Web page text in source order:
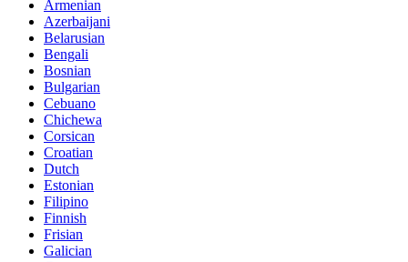
Armenian
Azerbaijani
Belarusian
Bengali
Bosnian
Bulgarian
Cebuano
Chichewa
Corsican
Croatian
Dutch
Estonian
Filipino
Finnish
Frisian
Galician